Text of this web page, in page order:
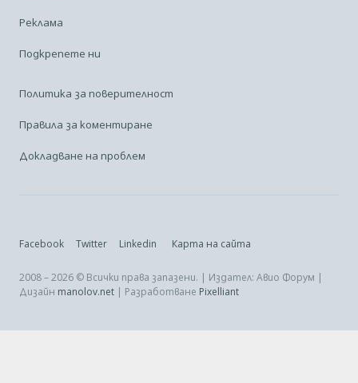
Реклама
Подкрепете ни
Политика за поверителност
Правила за коментиране
Докладване на проблем
Facebook Twitter Linkedin Карта на сайта
2008 – 2026 © Всички права запазени. | Издател: Авио Форум |
Дизайн manolov.net | Разработване Pixelliant